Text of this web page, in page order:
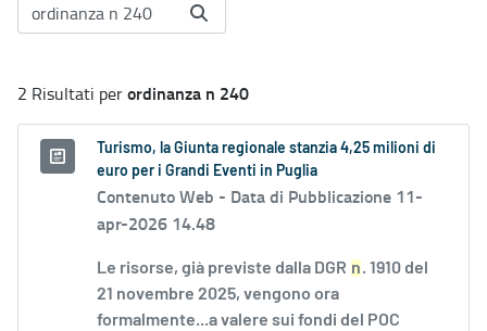
2 Risultati perordinanza n 240
Turismo, la Giunta regionale stanzia 4,25 milioni di
euro per i Grandi Eventi in Puglia
Contenuto Web - Data di Pubblicazione 11-
apr-2026 14.48
Le risorse, già previste dalla DGR n. 1910 del
21 novembre 2025, vengono ora
formalmente...a valere sui fondi del POC